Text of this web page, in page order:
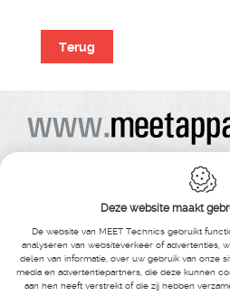
Terug
Alle prijzen zijn onder
Bij bestelling ontvangt u vooraf de
Copyright© alle rechten voorbehouden ,
tekst ,foto’s , video’s , verveelvoudiging op
Technics
MEET Technics - Boterstraat 14 -
Deze website maakt
De website van MEET Technics gebruikt
analyseren van websiteverkeer of advertenties,
delen van informatie, over uw gebruik van onze
media en advertentiepartners, die deze kunnen
aan hen heeft verstrekt of die zij hebben